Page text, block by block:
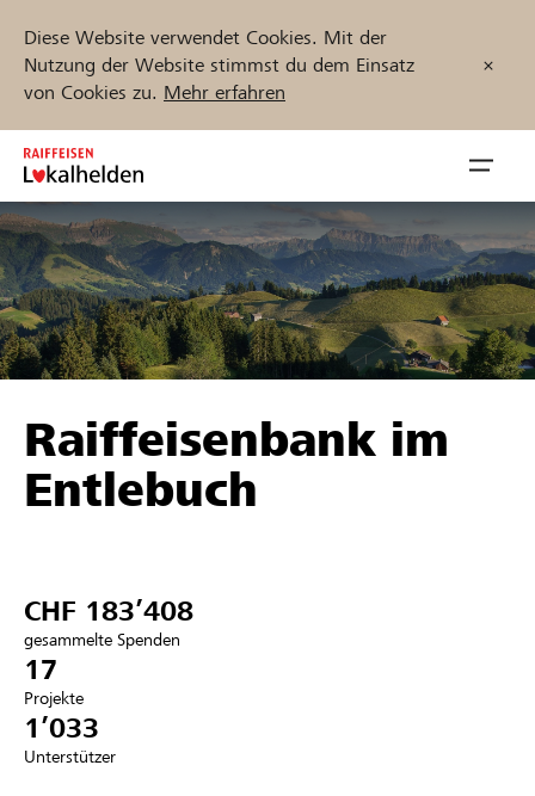
Diese Website verwendet Cookies. Mit der
Nutzung der Website stimmst du dem Einsatz
von Cookies zu. Mehr erfahren
Zum
Inhalt
springen
öffnen
Unterstützen
Hilfe & Support
Anmelden
Projekte und Organisationen finden
Jetzt starten
Raiffeisenbank im
Entlebuch
CHF 183’408
gesammelte Spenden
17
Projekte
1’033
Unterstützer